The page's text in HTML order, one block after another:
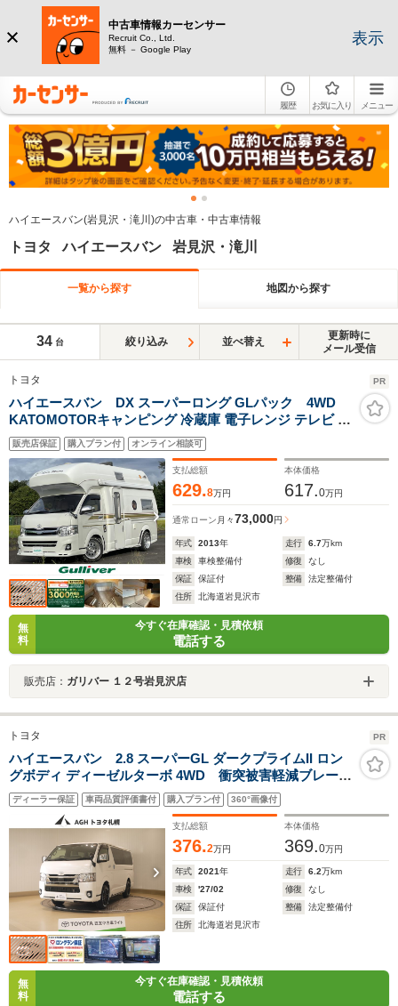
中古車情報カーセンサー
Recruit Co., Ltd.
無料 － Google Play
表示
履歴 お気に入り メニュー
ハイエースバン(岩見沢・滝川)の中古車・中古車情報
トヨタ ハイエースバン 岩見沢・滝川
一覧から探す 地図から探す
34 台 絞り込み 並べ替え
更新時に
メール受信
トヨタ PR
ハイエースバン DX スーパーロング GLパック 4WD
KATOMOTORキャンピング 冷蔵庫 電子レンジ テレビ ヒ
ッチメンバー ソーラーパネル ヒッチメンバー 強化足廻り
社外ハンドル
販売店保証 購入プラン付 オンライン相談可
支払総額
629.8万円
本体価格
617.0万円
通常ローン 月々73,000円
年式 2013年 走行 6.7万km
車検
車検整備付 修復
なし
保証
保証付 整備
法定整備付
住所
北海道岩見沢市
無
料
今すぐ在庫確認・見積依頼
電話する
販売店： ガリバー １２号岩見沢店
トヨタ PR
ハイエースバン 2.8 スーパーGL ダークプライムII ロン
グボディ ディーゼルターボ 4WD 衝突被害軽減ブレー
キ・メモリナビ付き
ディーラー保証 車両品質評価書付 購入プラン付 360°画像付
支払総額
376.2万円
本体価格
369.0万円
年式 2021年 走行 6.2万km
車検
'27/02 修復
なし
保証
保証付 整備
法定整備付
住所
北海道岩見沢市
無
料
今すぐ在庫確認・見積依頼
電話する